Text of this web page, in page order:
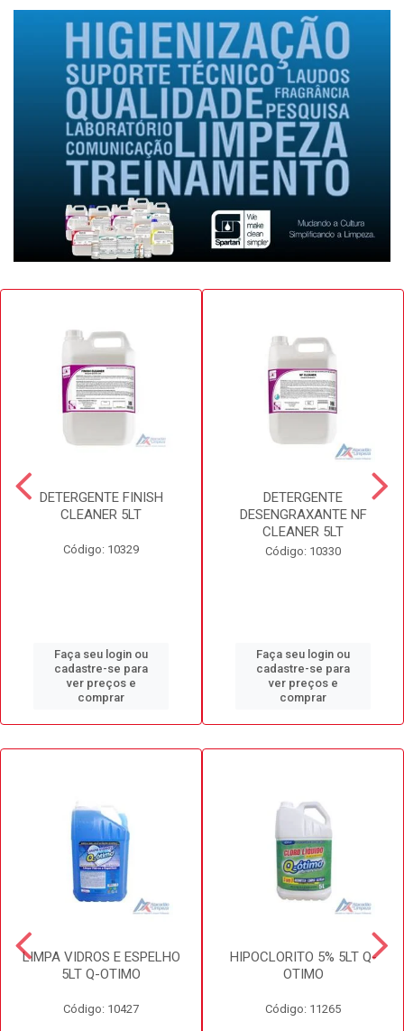
DETERGENTE FINISH
CLEANER 5LT
Código: 10329
Faça seu login ou
cadastre-se para
ver preços e
comprar
DETERGENTE
DESENGRAXANTE NF
CLEANER 5LT
Código: 10330
Faça seu login ou
cadastre-se para
ver preços e
comprar
LIMPA VIDROS E ESPELHO
5LT Q-OTIMO
Código: 10427
HIPOCLORITO 5% 5LT Q-
OTIMO
Código: 11265